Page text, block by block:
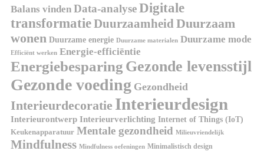
Balans vinden Data-analyseDigitale
transformatieDuurzaamheidDuurzaam
wonen Duurzame energie Duurzame materialen Duurzame mode
Efficiënt werken Energie-efficiëntie
Energiebesparing Gezonde levensstijl
Gezonde voeding Gezondheid
Interieurdecoratie Interieurdesign
Interieurontwerp Interieurverlichting Internet of Things (IoT)
Keukenapparatuur Mentale gezondheid Milieuvriendelijk
Mindfulness Mindfulness oefeningen Minimalistisch design